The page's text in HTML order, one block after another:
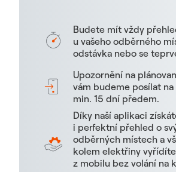
Budete mít vždy
u vašeho odběrného
odstávka nebo se
Upozornění na
vám budeme posílat
min. 15 dní předem.
Díky naší aplikaci
i perfektní přehled o
odběrných místech a
kolem elektřiny
z mobilu bez volání na